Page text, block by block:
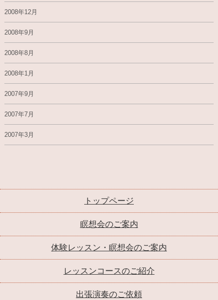
2008年12月
2008年9月
2008年8月
2008年1月
2007年9月
2007年7月
2007年3月
トップページ
瞑想会のご案内
体験レッスン・瞑想会のご案内
レッスンコースのご紹介
出張演奏のご依頼